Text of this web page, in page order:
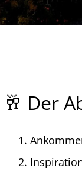
🥂 Der